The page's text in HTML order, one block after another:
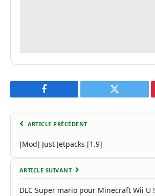
Facebook Twitter
ARTICLE PRÉCÉDENT
[Mod] Just Jetpacks [1.9]
ARTICLE SUIVANT
DLC Super mario pour Minecraft Wii U !